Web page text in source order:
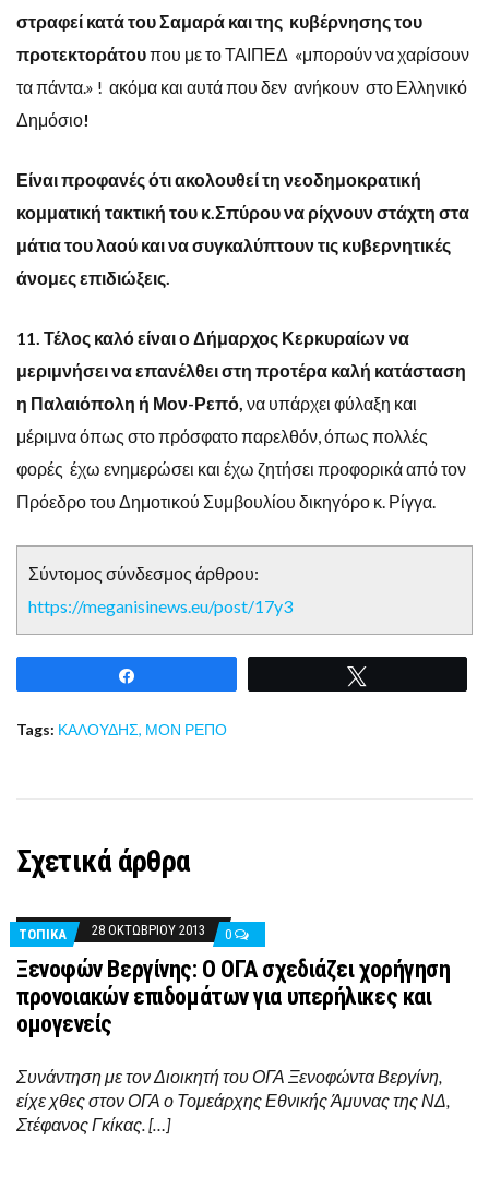
στραφεί κατά του Σαμαρά και της κυβέρνησης του
προτεκτοράτουπου με το ΤΑΙΠΕΔ «μπορούν να χαρίσουν
τα πάντα.» ! ακόμα και αυτά που δεν ανήκουν στο Ελληνικό
Δημόσιο!
Είναι προφανές ότι ακολουθεί τη νεοδημοκρατική
κομματική τακτική του κ.Σπύρου να ρίχνουν στάχτη στα
μάτια του λαού και να συγκαλύπτουν τις κυβερνητικές
άνομες επιδιώξεις.
11. Τέλος καλό είναι ο Δήμαρχος Κερκυραίων να
μεριμνήσει να επανέλθει στη προτέρα καλή κατάσταση
η Παλαιόπολη ή Μον-Ρεπό, να υπάρχει φύλαξη και
μέριμνα όπως στο πρόσφατο παρελθόν, όπως πολλές
φορές έχω ενημερώσει και έχω ζητήσει προφορικά από τον
Πρόεδρο του Δημοτικού Συμβουλίου δικηγόρο κ. Ρίγγα.
Σύντομος σύνδεσμος άρθρου:
https://meganisinews.eu/post/17y3
Tags: ΚΑΛΟΥΔΗΣ, ΜΟΝ ΡΕΠΟ
Σχετικά άρθρα
ΤΟΠΙΚΑ 28 ΟΚΤΩΒΡΊΟΥ 2013 0
Ξενοφών Βεργίνης: Ο ΟΓΑ σχεδιάζει χορήγηση
προνοιακών επιδομάτων για υπερήλικες και
ομογενείς
Συνάντηση με τον Διοικητή του ΟΓΑ Ξενοφώντα Βεργίνη,
είχε χθες στον ΟΓΑ ο Τομεάρχης Εθνικής Άμυνας της ΝΔ,
Στέφανος Γκίκας. […]